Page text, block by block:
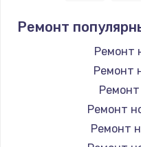
Ремонт
Ремонт
Ремонт
Ремонт
Ремонт
Ремонт